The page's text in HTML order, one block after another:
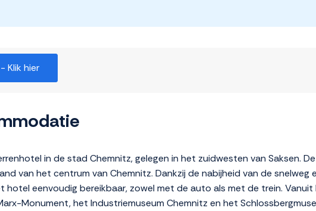
Klik hier
in de stad Chemnitz, gelegen in het zuidwesten van Saksen.
van het centrum van Chemnitz. Dankzij de nabijheid van de snelweg
hotel eenvoudig bereikbaar, zowel met de auto als met de trein.
Monument, het Industriemuseum Chemnitz en het